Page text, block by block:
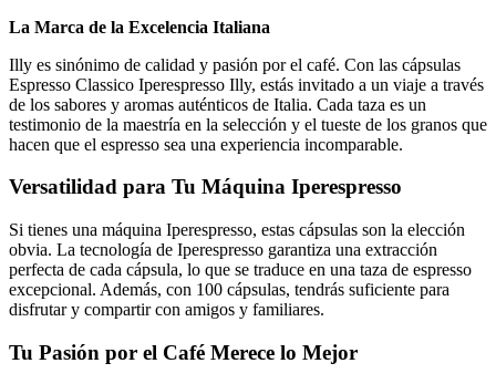
La Marca de la Excelencia Italiana
Illy es sinónimo de calidad y pasión por el café. Con las cápsulas
Espresso Classico Iperespresso Illy, estás invitado a un viaje a través
de los sabores y aromas auténticos de Italia. Cada taza es un
testimonio de la maestría en la selección y el tueste de los granos que
hacen que el espresso sea una experiencia incomparable.
Versatilidad para Tu Máquina Iperespresso
Si tienes una máquina Iperespresso, estas cápsulas son la elección
obvia. La tecnología de Iperespresso garantiza una extracción
perfecta de cada cápsula, lo que se traduce en una taza de espresso
excepcional. Además, con 100 cápsulas, tendrás suficiente para
disfrutar y compartir con amigos y familiares.
Tu Pasión por el Café Merece lo Mejor